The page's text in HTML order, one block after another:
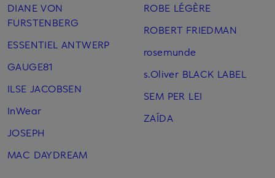
DIANE VON
FURSTENBERG
ESSENTIEL ANTWERP
GAUGE81
ILSE JACOBSEN
InWear
JOSEPH
MAC DAYDREAM
ROBE LÉGÈRE
ROBERT FRIEDMAN
rosemunde
s.Oliver BLACK LABEL
SEM PER LEI
ZAÍDA